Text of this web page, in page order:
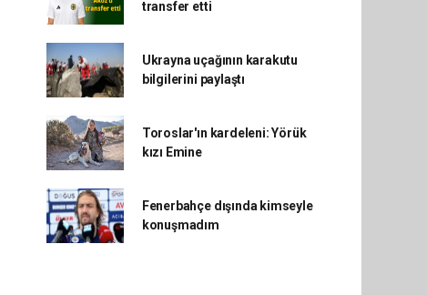
transfer etti
Ukrayna uçağının karakutu
bilgilerini paylaştı
Toroslar'ın kardeleni: Yörük
kızı Emine
Fenerbahçe dışında kimseyle
konuşmadım